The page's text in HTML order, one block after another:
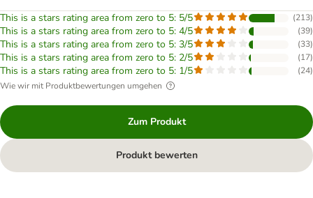
This is a stars rating area from zero to 5: 5/5 (213)
This is a stars rating area from zero to 5: 4/5 (39)
This is a stars rating area from zero to 5: 3/5 (33)
This is a stars rating area from zero to 5: 2/5 (17)
This is a stars rating area from zero to 5: 1/5 (24)
Wie wir mit Produktbewertungen umgehen
Zum Produkt
Produkt bewerten